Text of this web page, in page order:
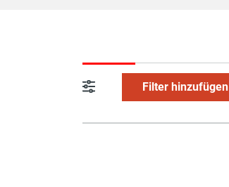
Filter hinzufügen